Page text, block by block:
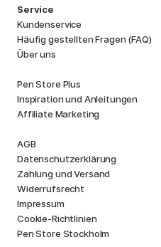
Service
Kundenservice
Häufig gestellten Fragen (FAQ)
Über uns
Pen Store Plus
Inspiration und Anleitungen
Affiliate Marketing
AGB
Datenschutzerklärung
Zahlung und Versand
Widerrufsrecht
Impressum
Cookie-Richtlinien
Pen Store Stockholm